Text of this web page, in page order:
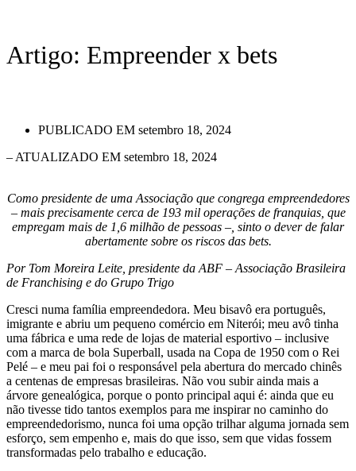
Artigo: Empreender x bets
PUBLICADO EM setembro 18, 2024
– ATUALIZADO EM setembro 18, 2024
Como presidente de uma Associação que congrega empreendedores
– mais precisamente cerca de 193 mil operações de franquias, que
empregam mais de 1,6 milhão de pessoas –, sinto o dever de falar
abertamente sobre os riscos das bets.
Por Tom Moreira Leite, presidente da ABF – Associação Brasileira
de Franchising e do Grupo Trigo
Cresci numa família empreendedora. Meu bisavô era português,
imigrante e abriu um pequeno comércio em Niterói; meu avô tinha
uma fábrica e uma rede de lojas de material esportivo – inclusive
com a marca de bola Superball, usada na Copa de 1950 com o Rei
Pelé – e meu pai foi o responsável pela abertura do mercado chinês
a centenas de empresas brasileiras. Não vou subir ainda mais a
árvore genealógica, porque o ponto principal aqui é: ainda que eu
não tivesse tido tantos exemplos para me inspirar no caminho do
empreendedorismo, nunca foi uma opção trilhar alguma jornada sem
esforço, sem empenho e, mais do que isso, sem que vidas fossem
transformadas pelo trabalho e educação.